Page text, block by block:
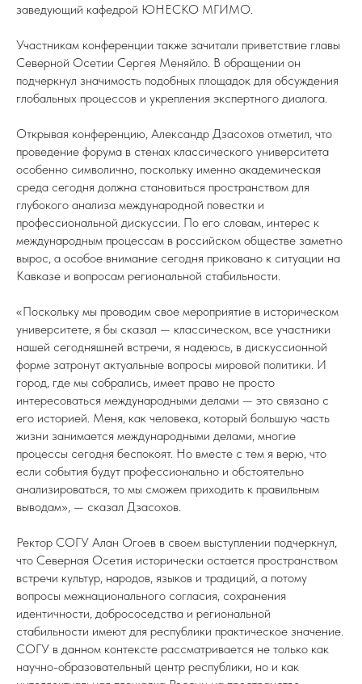
заведующий кафедрой ЮНЕСКО МГИМО.
Участникам конференции также зачитали приветствие главы
Северной Осетии Сергея Меняйло. В обращении он
подчеркнул значимость подобных площадок для обсуждения
глобальных процессов и укрепления экспертного диалога.
Открывая конференцию, Александр Дзасохов отметил, что
проведение форума в стенах классического университета
особенно символично, поскольку именно академическая
среда сегодня должна становиться пространством для
глубокого анализа международной повестки и
профессиональной дискуссии. По его словам, интерес к
международным процессам в российском обществе заметно
вырос, а особое внимание сегодня приковано к ситуации на
Кавказе и вопросам региональной стабильности.
«Поскольку мы проводим свое мероприятие в историческом
университете, я бы сказал — классическом, все участники
нашей сегодняшней встречи, я надеюсь, в дискуссионной
форме затронут актуальные вопросы мировой политики. И
город, где мы собрались, имеет право не просто
интересоваться международными делами — это связано с
его историей. Меня, как человека, который большую часть
жизни занимается международными делами, многие
процессы сегодня беспокоят. Но вместе с тем я верю, что
если события будут профессионально и обстоятельно
анализироваться, то мы сможем приходить к правильным
выводам», — сказал Дзасохов.
Ректор СОГУ Алан Огоев в своем выступлении подчеркнул,
что Северная Осетия исторически остается пространством
встречи культур, народов, языков и традиций, а потому
вопросы межнационального согласия, сохранения
идентичности, добрососедства и региональной
стабильности имеют для республики практическое значение.
СОГУ в данном контексте рассматривается не только как
научно-образовательный центр республики, но и как